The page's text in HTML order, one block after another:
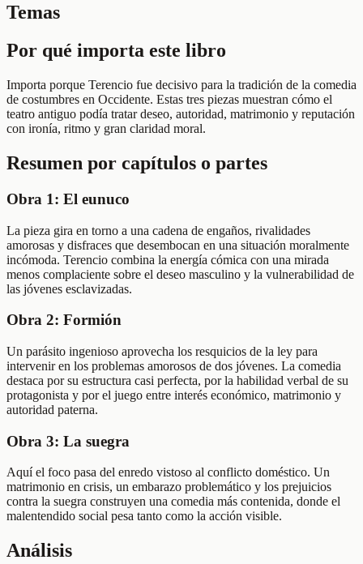
Temas
Por qué importa este libro
Importa porque Terencio fue decisivo para la tradición de la comedia
de costumbres en Occidente. Estas tres piezas muestran cómo el
teatro antiguo podía tratar deseo, autoridad, matrimonio y reputación
con ironía, ritmo y gran claridad moral.
Resumen por capítulos o partes
Obra 1: El eunuco
La pieza gira en torno a una cadena de engaños, rivalidades
amorosas y disfraces que desembocan en una situación moralmente
incómoda. Terencio combina la energía cómica con una mirada
menos complaciente sobre el deseo masculino y la vulnerabilidad de
las jóvenes esclavizadas.
Obra 2: Formión
Un parásito ingenioso aprovecha los resquicios de la ley para
intervenir en los problemas amorosos de dos jóvenes. La comedia
destaca por su estructura casi perfecta, por la habilidad verbal de su
protagonista y por el juego entre interés económico, matrimonio y
autoridad paterna.
Obra 3: La suegra
Aquí el foco pasa del enredo vistoso al conflicto doméstico. Un
matrimonio en crisis, un embarazo problemático y los prejuicios
contra la suegra construyen una comedia más contenida, donde el
malentendido social pesa tanto como la acción visible.
Análisis